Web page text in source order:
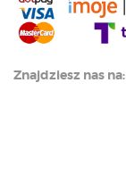
Znajdziesz nas na: